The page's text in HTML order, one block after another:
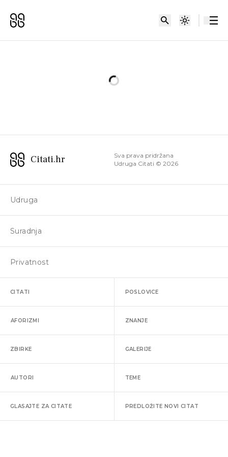
Citati.hr
Sva prava pridržana
Udruga Citati © 2026
Udruga
Suradnja
Privatnost
CITATI POSLOVICE
AFORIZMI ZNANJE
ZBIRKE GALERIJE
AUTORI TEME
GLASAJTE ZA CITATE PREDLOŽITE NOVI CITAT